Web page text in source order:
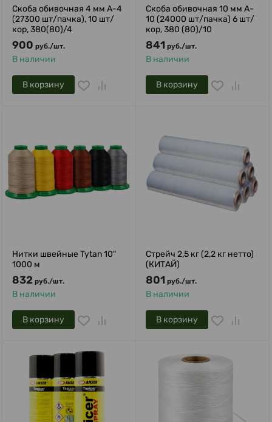
Скоба обивочная 4 мм A-4
(27300 шт/пачка), 10 шт/
кор, 380(80)/4
900 руб./шт.
В наличии
В корзину
Скоба обивочная 10 мм A-
10 (24000 шт/пачка) 6 шт/
кор, 380 (80)/10
841 руб./шт.
В наличии
В корзину
Нитки швейные Tytan 10"
1000 м
832 руб./шт.
В наличии
В корзину
Стрейч 2,5 кг (2,2 кг нетто)
(КИТАЙ)
801 руб./шт.
В наличии
В корзину